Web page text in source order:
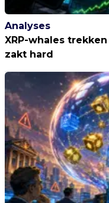
Analyses
XRP-whales
zakt hard